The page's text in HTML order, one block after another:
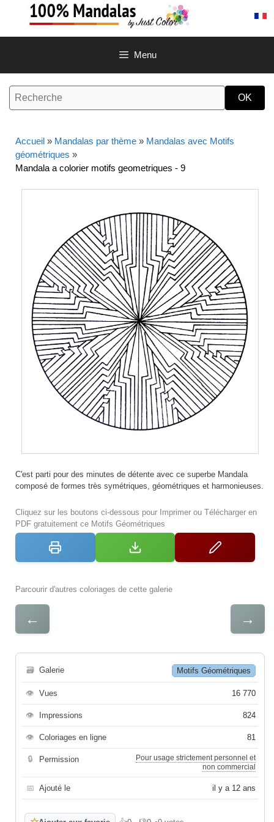
contenu
Menu
Accueil » Mandalas par thème » Mandalas avec Motifs
géométriques »
Mandala a colorier motifs geometriques - 9
C'est parti pour des minutes de détente avec ce superbe Mandala
composé de formes très symétriques, géométriques et harmonieuses.
Cliquez sur les boutons ci-dessous pour Imprimer ou Télécharger en
PDF gratuitement ce Motifs Géométriques
Parcourir d'autres coloriages de cette galerie
← →
🗃 Galerie Motifs Géométriques
👁 Vues 16 770
👁 Impressions 824
👁 Coloriages en ligne 81
🔒 Permission
Pour usage strictement personnel et
non commercial
📅 Ajouté le il y a 12 ans